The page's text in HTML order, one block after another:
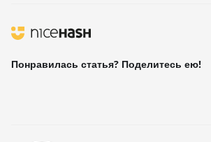
Понравилась статья? Поделитесь ею!